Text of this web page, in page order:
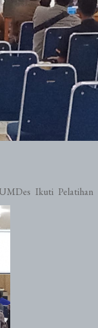
Ikuti Pelatihan